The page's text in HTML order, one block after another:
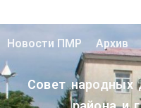
Новости ПМР Архив
Совет народных